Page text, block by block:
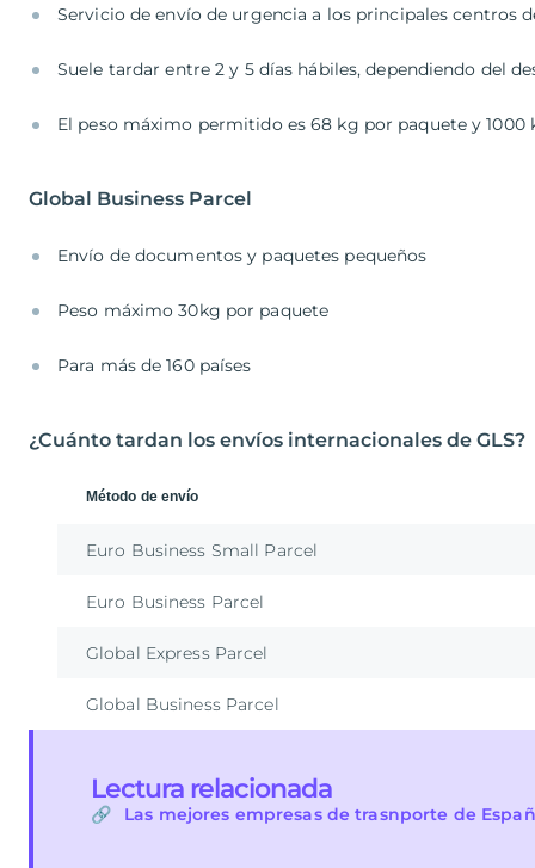
Servicio de envío de urgencia a los principales centros
Suele tardar entre 2 y 5 días hábiles, dependiendo del
El peso máximo permitido es 68 kg por paquete y 1000
Global Business Parcel
Envío de documentos y paquetes pequeños
Peso máximo 30kg por paquete
Para más de 160 países
¿Cuánto tardan los envíos internacionales de GLS?
Método de envío
Euro Business Small Parcel
Euro Business Parcel
Global Express Parcel
Global Business Parcel
Lectura relacionada
Las mejores empresas de trasnporte de